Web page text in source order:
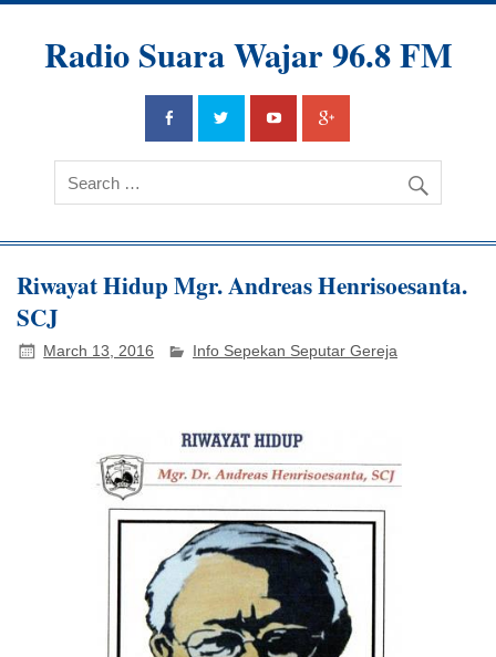
Radio Suara Wajar 96.8 FM
Riwayat Hidup Mgr. Andreas Henrisoesanta.
SCJ
March 13, 2016 Info Sepekan Seputar Gereja